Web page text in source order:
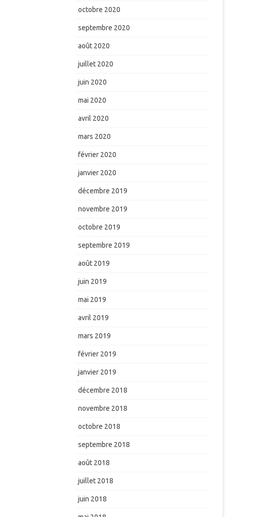
octobre 2020
septembre 2020
août 2020
juillet 2020
juin 2020
mai 2020
avril 2020
mars 2020
février 2020
janvier 2020
décembre 2019
novembre 2019
octobre 2019
septembre 2019
août 2019
juin 2019
mai 2019
avril 2019
mars 2019
février 2019
janvier 2019
décembre 2018
novembre 2018
octobre 2018
septembre 2018
août 2018
juillet 2018
juin 2018